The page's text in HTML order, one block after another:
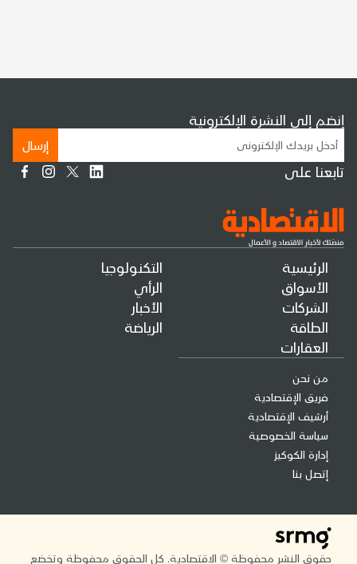
الرئيسية
الأسواق
الشركات
الطاقة
العقارات
التكنولوجيا
الرأي
الأخبار
الرياضة
من نحن
فريق الإقتصادية
أرشيف الإقتصادية
سياسة الخصوصية
إدارة الكوكيز
إتصل بنا
إنضم إلى النشرة الإلكترونية
إرسال
تابعنا على
حقوق النشر محفوظة © الاقتصادية. كل الحقوق محفوظة وتخضع